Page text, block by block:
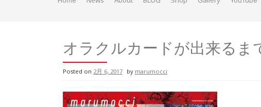
オラクルカードが出来るま
Posted on 2月 6, 2017 bymarumocci